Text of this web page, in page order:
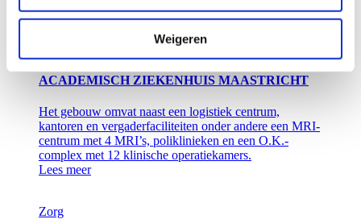
Weigeren
Onderwijs en wetenschap
ACADEMISCH ZIEKENHUIS MAASTRICHT
Het gebouw omvat naast een logistiek centrum,
kantoren en vergaderfaciliteiten onder andere een MRI-
centrum met 4 MRI’s, poliklinieken en een O.K.-
complex met 12 klinische operatiekamers.
Lees meer
Zorg